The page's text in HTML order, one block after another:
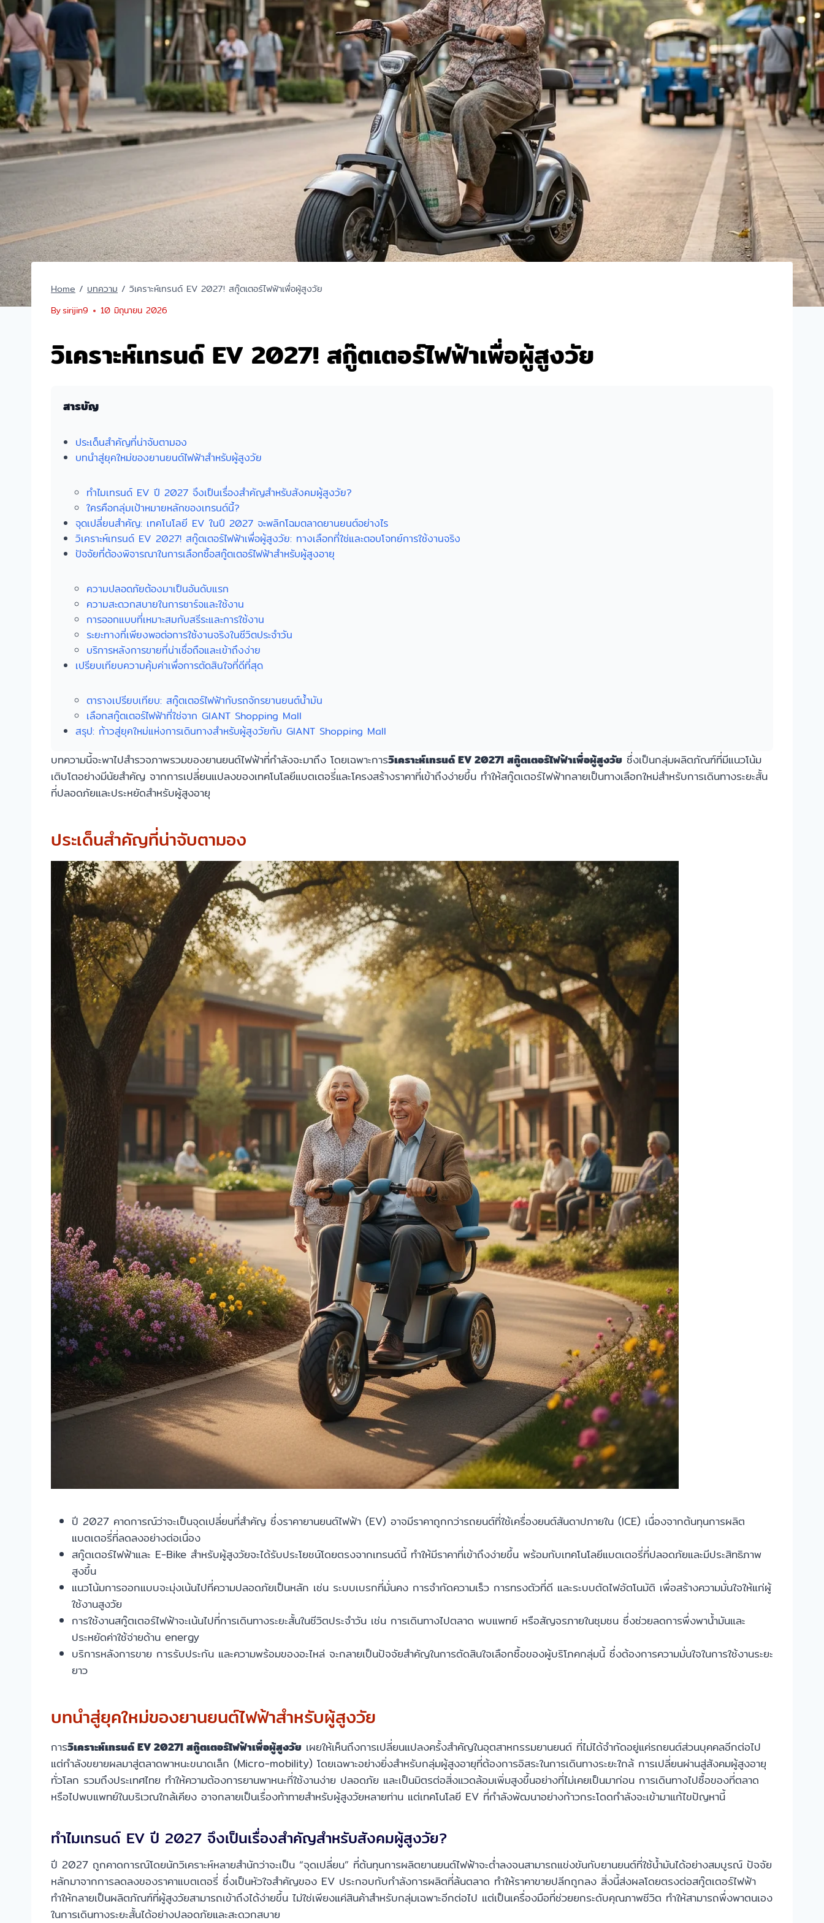
Home / บทความ / วิเคราะห์เทรนด์ EV 2027! สกู๊ตเตอร์ไฟฟ้าเพื่อผู้สูงวัย
Bysirijin9 10 มิถุนายน 2026
วิเคราะห์เทรนด์ EV 2027! สกู๊ตเตอร์ไฟฟ้าเพื่อผู้สูงวัย
สารบัญ
ประเด็นสำคัญที่น่าจับตามอง
บทนำสู่ยุคใหม่ของยานยนต์ไฟฟ้าสำหรับผู้สูงวัย
ทำไมเทรนด์ EV ปี 2027 จึงเป็นเรื่องสำคัญสำหรับสังคมผู้สูงวัย?
ใครคือกลุ่มเป้าหมายหลักของเทรนด์นี้?
จุดเปลี่ยนสำคัญ: เทคโนโลยี EV ในปี 2027 จะพลิกโฉมตลาดยานยนต์อย่างไร
วิเคราะห์เทรนด์ EV 2027! สกู๊ตเตอร์ไฟฟ้าเพื่อผู้สูงวัย: ทางเลือกที่ใช่และตอบโจทย์การใช้งานจริง
ปัจจัยที่ต้องพิจารณาในการเลือกซื้อสกู๊ตเตอร์ไฟฟ้าสำหรับผู้สูงอายุ
ความปลอดภัยต้องมาเป็นอันดับแรก
ความสะดวกสบายในการชาร์จและใช้งาน
การออกแบบที่เหมาะสมกับสรีระและการใช้งาน
ระยะทางที่เพียงพอต่อการใช้งานจริงในชีวิตประจำวัน
บริการหลังการขายที่น่าเชื่อถือและเข้าถึงง่าย
เปรียบเทียบความคุ้มค่าเพื่อการตัดสินใจที่ดีที่สุด
ตารางเปรียบเทียบ: สกู๊ตเตอร์ไฟฟ้ากับรถจักรยานยนต์น้ำมัน
เลือกสกู๊ตเตอร์ไฟฟ้าที่ใช่จาก GIANT Shopping Mall
สรุป: ก้าวสู่ยุคใหม่แห่งการเดินทางสำหรับผู้สูงวัยกับ GIANT Shopping Mall
บทความนี้จะพาไปสำรวจภาพรวมของยานยนต์ไฟฟ้าที่กำลังจะมาถึง โดยเฉพาะการวิเคราะห์เทรนด์ EV 2027! สกู๊ตเตอร์ไฟฟ้าเพื่อผู้สูงวัย ซึ่งเป็นกลุ่มผลิตภัณฑ์ที่มีแนวโน้ม
เติบโตอย่างมีนัยสำคัญ จากการเปลี่ยนแปลงของเทคโนโลยีแบตเตอรี่และโครงสร้างราคาที่เข้าถึงง่ายขึ้น ทำให้สกู๊ตเตอร์ไฟฟ้ากลายเป็นทางเลือกใหม่สำหรับการเดินทางระยะสั้น
ที่ปลอดภัยและประหยัดสำหรับผู้สูงอายุ
ประเด็นสำคัญที่น่าจับตามอง
ปี 2027 คาดการณ์ว่าจะเป็นจุดเปลี่ยนที่สำคัญ ซึ่งราคายานยนต์ไฟฟ้า (EV) อาจมีราคาถูกกว่ารถยนต์ที่ใช้เครื่องยนต์สันดาปภายใน (ICE) เนื่องจากต้นทุนการผลิต
แบตเตอรี่ที่ลดลงอย่างต่อเนื่อง
สกู๊ตเตอร์ไฟฟ้าและ E-Bike สำหรับผู้สูงวัยจะได้รับประโยชน์โดยตรงจากเทรนด์นี้ ทำให้มีราคาที่เข้าถึงง่ายขึ้น พร้อมกับเทคโนโลยีแบตเตอรี่ที่ปลอดภัยและมีประสิทธิภาพ
สูงขึ้น
แนวโน้มการออกแบบจะมุ่งเน้นไปที่ความปลอดภัยเป็นหลัก เช่น ระบบเบรกที่มั่นคง การจำกัดความเร็ว การทรงตัวที่ดี และระบบตัดไฟอัตโนมัติ เพื่อสร้างความมั่นใจให้แก่ผู้
ใช้งานสูงวัย
การใช้งานสกู๊ตเตอร์ไฟฟ้าจะเน้นไปที่การเดินทางระยะสั้นในชีวิตประจำวัน เช่น การเดินทางไปตลาด พบแพทย์ หรือสัญจรภายในชุมชน ซึ่งช่วยลดการพึ่งพาน้ำมันและ
ประหยัดค่าใช้จ่ายด้าน energy
บริการหลังการขาย การรับประกัน และความพร้อมของอะไหล่ จะกลายเป็นปัจจัยสำคัญในการตัดสินใจเลือกซื้อของผู้บริโภคกลุ่มนี้ ซึ่งต้องการความมั่นใจในการใช้งานระยะ
ยาว
บทนำสู่ยุคใหม่ของยานยนต์ไฟฟ้าสำหรับผู้สูงวัย
การวิเคราะห์เทรนด์ EV 2027! สกู๊ตเตอร์ไฟฟ้าเพื่อผู้สูงวัย เผยให้เห็นถึงการเปลี่ยนแปลงครั้งสำคัญในอุตสาหกรรมยานยนต์ ที่ไม่ได้จำกัดอยู่แค่รถยนต์ส่วนบุคคลอีกต่อไป
แต่กำลังขยายผลมาสู่ตลาดพาหนะขนาดเล็ก (Micro-mobility) โดยเฉพาะอย่างยิ่งสำหรับกลุ่มผู้สูงอายุที่ต้องการอิสระในการเดินทางระยะใกล้ การเปลี่ยนผ่านสู่สังคมผู้สูงอายุ
ทั่วโลก รวมถึงประเทศไทย ทำให้ความต้องการยานพาหนะที่ใช้งานง่าย ปลอดภัย และเป็นมิตรต่อสิ่งแวดล้อมเพิ่มสูงขึ้นอย่างที่ไม่เคยเป็นมาก่อน การเดินทางไปซื้อของที่ตลาด
หรือไปพบแพทย์ในบริเวณใกล้เคียง อาจกลายเป็นเรื่องท้าทายสำหรับผู้สูงวัยหลายท่าน แต่เทคโนโลยี EV ที่กำลังพัฒนาอย่างก้าวกระโดดกำลังจะเข้ามาแก้ไขปัญหานี้
ทำไมเทรนด์ EV ปี 2027 จึงเป็นเรื่องสำคัญสำหรับสังคมผู้สูงวัย?
ปี 2027 ถูกคาดการณ์โดยนักวิเคราะห์หลายสำนักว่าจะเป็น “จุดเปลี่ยน” ที่ต้นทุนการผลิตยานยนต์ไฟฟ้าจะต่ำลงจนสามารถแข่งขันกับยานยนต์ที่ใช้น้ำมันได้อย่างสมบูรณ์ ปัจจัย
หลักมาจากการลดลงของราคาแบตเตอรี่ ซึ่งเป็นหัวใจสำคัญของ EV ประกอบกับกำลังการผลิตที่ล้นตลาด ทำให้ราคาขายปลีกถูกลง สิ่งนี้ส่งผลโดยตรงต่อสกู๊ตเตอร์ไฟฟ้า
ทำให้กลายเป็นผลิตภัณฑ์ที่ผู้สูงวัยสามารถเข้าถึงได้ง่ายขึ้น ไม่ใช่เพียงแค่สินค้าสำหรับกลุ่มเฉพาะอีกต่อไป แต่เป็นเครื่องมือที่ช่วยยกระดับคุณภาพชีวิต ทำให้สามารถพึ่งพาตนเอง
ในการเดินทางระยะสั้นได้อย่างปลอดภัยและสะดวกสบาย